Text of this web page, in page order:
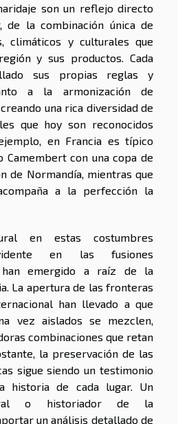
son un reflejo directo
la combinación única de
climáticos y culturales que
y sus productos. Cada
sus propias reglas y
a la armonización de
una rica diversidad de
que hoy son reconocidos
en Francia es típico
Camembert con una copa de
de Normandía, mientras que
a la perfección la
en estas costumbres
en las fusiones
han emergido a raíz de la
La apertura de las fronteras
han llevado a que
vez aislados se mezclen,
combinaciones que retan
la preservación de las
sigue siendo un testimonio
historia de cada lugar. Un
o historiador de la
un análisis detallado de